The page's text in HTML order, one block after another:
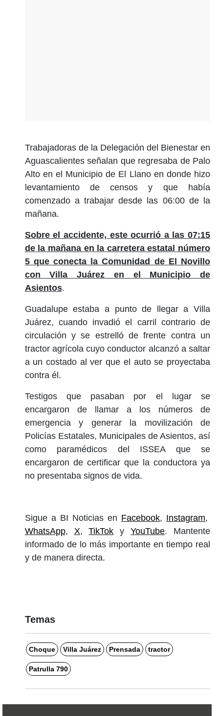
Trabajadoras de la Delegación del Bienestar en
Aguascalientes señalan que regresaba de Palo
Alto en el Municipio de El Llano en donde hizo
levantamiento de censos y que había
comenzado a trabajar desde las 06:00 de la
mañana.
Sobre el accidente, este ocurrió a las 07:15
de la mañana en la carretera estatal número
5 que conecta la Comunidad de El Novillo
con Villa Juárez en el Municipio de
Asientos.
Guadalupe estaba a punto de llegar a Villa
Juárez, cuando invadió el carril contrario de
circulación y se estrelló de frente contra un
tractor agrícola cuyo conductor alcanzó a saltar
a un costado al ver que el auto se proyectaba
contra él.
Testigos que pasaban por el lugar se
encargaron de llamar a los números de
emergencia y generar la movilización de
Policías Estatales, Municipales de Asientos, así
como paramédicos del ISSEA que se
encargaron de certificar que la conductora ya
no presentaba signos de vida.
Sigue a BI Noticias en Facebook, Instagram,
WhatsApp, X,TikTok yYouTube. Mantente
informado de lo más importante en tiempo real
y de manera directa.
Temas
Choque Villa Juárez Prensada tractor
Patrulla 790